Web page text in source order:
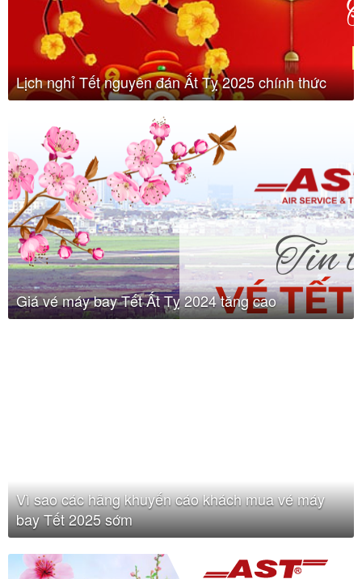
Lịch nghỉ Tết nguyên đán Ất Tỵ 2025 chính thức
Giá vé máy bay Tết Ất Tỵ 2024 tăng cao
Vì sao các hãng khuyến cáo khách mua vé máy
bay Tết 2025 sớm